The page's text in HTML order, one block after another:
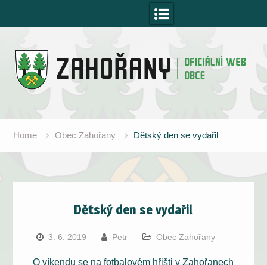
Home Obec Zahořany Dětský den se vydařil
Dětský den se vydařil
3. 6. 2019 Petr Obec Zahořany
O víkendu se na fotbalovém hřišti v Zahořanech